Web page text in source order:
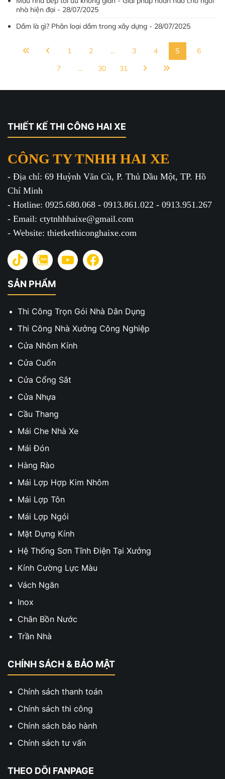
nhà hiện đại - 28/07/2025
Dầm là gì? Phân loại dầm trong xây dựng - 28/07/2025
1 2 ... 3 4 5
6
7
... 30 31
THIẾT KẾ THI CÔNG HAI XE
CÔNG TY TNHH HAI XE
- Địa chỉ: 69 Huỳnh Văn Cù, P. Thủ Dầu Một, TP. Hồ
Chí Minh
- Hotline: 0925.680.068 - 0913.861.022 - 0913.951.267
- Email: ctytnhhhaixe@gmail.com
- Website: thietkethiconghaixe.com
SẢN PHẨM
Thi Công Trọn Gói Nhà Dân Dụng
Thi Công Nhà Xưởng Công Nghiệp
Cửa Nhôm Kính
Cửa Cuốn
Cửa Cổng Sắt
Cửa Nhựa
Cầu Thang
Mái Che Nhà Xe
Mái Đón
Hàng Rào
Mái Lợp Hợp Kim Nhôm
Mái Lợp Tôn
Mái Lợp Ngói
Mặt Dựng Kính
Hệ Thống Sơn Tĩnh Điện Tại Xưởng
Kính Cường Lực Màu
Vách Ngăn
Inox
Chân Bồn Nước
Trần Nhà
CHÍNH SÁCH & BẢO MẬT
Chính sách thanh toán
Chính sách thi công
Chính sách bảo hành
Chính sách tư vấn
THEO DÕI FANPAGE